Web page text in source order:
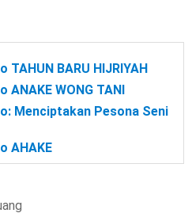
BARU HIJRIYAH
WONG TANI
Menciptakan Pesona Seni
AHAKE